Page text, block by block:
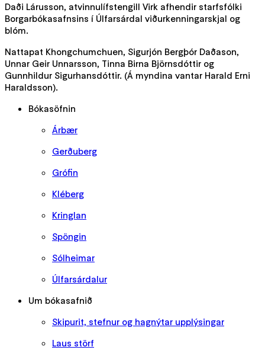
Daði Lárusson, atvinnulífstengill Virk afhendir starfsfólki
Borgarbókasafnsins í Úlfarsárdal viðurkenningarskjal og
blóm.
Nattapat Khongchumchuen, Sigurjón Bergþór Daðason,
Unnar Geir Unnarsson, Tinna Birna Björnsdóttir og
Gunnhildur Sigurhansdóttir. (Á myndina vantar Harald Erni
Haraldsson).
Bókasöfnin
Árbær
Gerðuberg
Grófin
Kléberg
Kringlan
Spöngin
Sólheimar
Úlfarsárdalur
Um bókasafnið
Skipurit, stefnur og hagnýtar upplýsingar
Laus störf